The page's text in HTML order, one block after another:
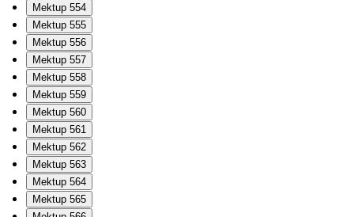
Mektup 554
Mektup 555
Mektup 556
Mektup 557
Mektup 558
Mektup 559
Mektup 560
Mektup 561
Mektup 562
Mektup 563
Mektup 564
Mektup 565